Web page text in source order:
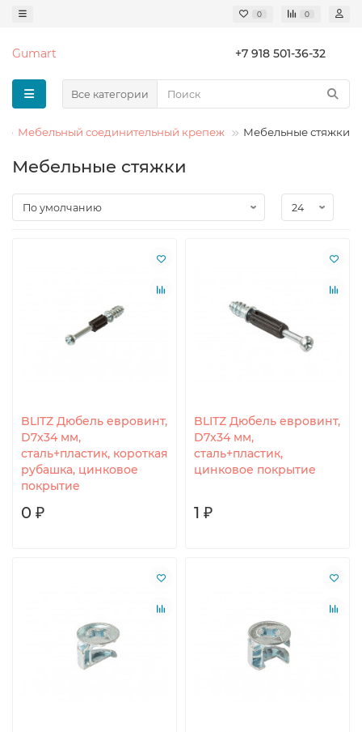
0 0
Gumart +7 918 501-36-32
Все категории
Мебельный соединительный крепеж Мебельные стяжки
Мебельные стяжки
BLITZ Дюбель евровинт,
D7x34 мм,
сталь+пластик, короткая
рубашка, цинковое
покрытие
0 ₽
BLITZ Дюбель евровинт,
D7x34 мм,
сталь+пластик,
цинковое покрытие
1 ₽